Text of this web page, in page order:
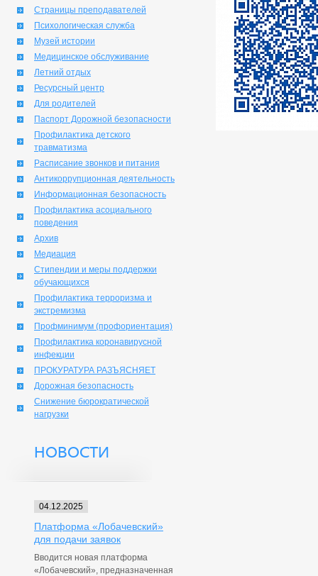
Страницы преподавателей
Психологическая служба
Музей истории
Медицинское обслуживание
Летний отдых
Ресурсный центр
Для родителей
Паспорт Дорожной безопасности
Профилактика детского
травматизма
Расписание звонков и питания
Антикоррупционная деятельность
Информационная безопасность
Профилактика асоциального
поведения
Архив
Медиация
Стипендии и меры поддержки
обучающихся
Профилактика терроризма и
экстремизма
Профминимум (профориентация)
Профилактика коронавирусной
инфекции
ПРОКУРАТУРА РАЗЪЯСНЯЕТ
Дорожная безопасность
Снижение бюрократической
нагрузки
НОВОСТИ
04.12.2025
Платформа «Лобачевский»
для подачи заявок
Вводится новая платформа
«Лобачевский», предназначенная